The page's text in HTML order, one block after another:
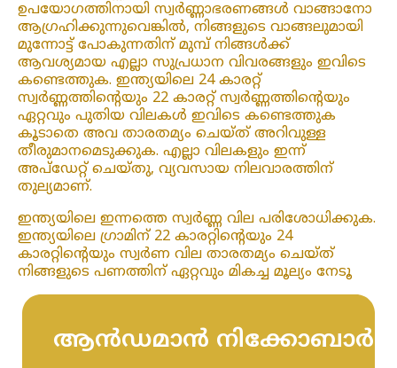
ഉപയോഗത്തിനായി സ്വർണ്ണാഭരണങ്ങൾ വാങ്ങാനോ
ആഗ്രഹിക്കുന്നുവെങ്കിൽ, നിങ്ങളുടെ വാങ്ങലുമായി
മുന്നോട്ട് പോകുന്നതിന് മുമ്പ് നിങ്ങൾക്ക്
ആവശ്യമായ എല്ലാ സുപ്രധാന വിവരങ്ങളും ഇവിടെ
കണ്ടെത്തുക. ഇന്ത്യയിലെ 24 കാരറ്റ്
സ്വർണ്ണത്തിന്റെയും 22 കാരറ്റ് സ്വർണ്ണത്തിന്റെയും
ഏറ്റവും പുതിയ വിലകൾ ഇവിടെ കണ്ടെത്തുക
കൂടാതെ അവ താരതമ്യം ചെയ്ത് അറിവുള്ള
തീരുമാനമെടുക്കുക. എല്ലാ വിലകളും ഇന്ന്
അപ്‌ഡേറ്റ് ചെയ്‌തു, വ്യവസായ നിലവാരത്തിന്
തുല്യമാണ്.
ഇന്ത്യയിലെ ഇന്നത്തെ സ്വർണ്ണ വില പരിശോധിക്കുക.
ഇന്ത്യയിലെ ഗ്രാമിന് 22 കാരറ്റിന്റെയും 24
കാരറ്റിന്റെയും സ്വർണ വില താരതമ്യം ചെയ്‌ത്
നിങ്ങളുടെ പണത്തിന് ഏറ്റവും മികച്ച മൂല്യം നേടൂ
ആൻഡമാൻ നിക്കോബാർ